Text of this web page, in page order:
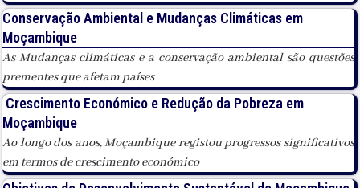
Conservação Ambiental e Mudanças Climáticas em
Moçambique
As Mudanças climáticas e a conservação ambiental são questões
prementes que afetam países
Crescimento Económico e Redução da Pobreza em
Moçambique
Ao longo dos anos, Moçambique registou progressos significativos
em termos de crescimento económico